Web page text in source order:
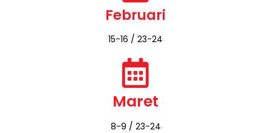
Februari
15-16 / 23-24​
Maret
8-9 / 23-24